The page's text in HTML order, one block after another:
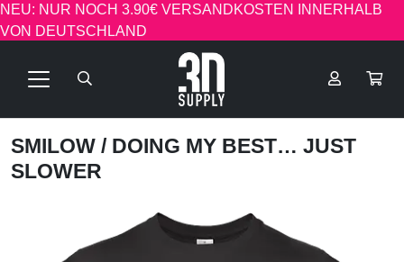
NEU: NUR NOCH 3.90€ VERSANDKOSTEN INNERHALB
VON DEUTSCHLAND
SMILOW / DOING MY BEST… JUST
SLOWER